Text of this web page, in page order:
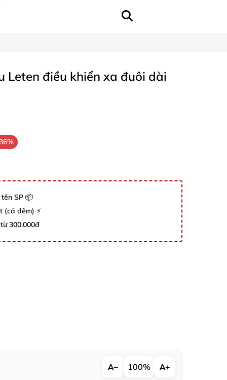
Leten điều khiển xa đuôi dài
SP 📦
(cả đêm) ⚡
300.000đ
− 100% +